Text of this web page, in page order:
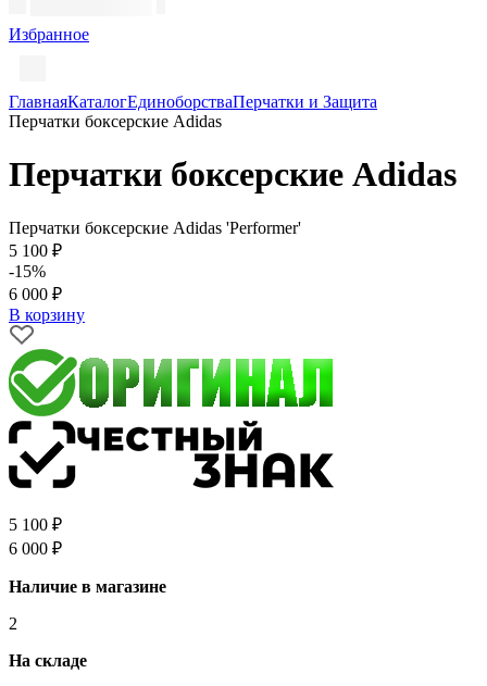
Избранное
ГлавнаяКаталогЕдиноборстваПерчатки и Защита
Перчатки боксерские Adidas
Перчатки боксерские Adidas
Перчатки боксерские Adidas 'Performer'
5 100 ₽
-15%
6 000 ₽
В корзину
5 100 ₽
6 000 ₽
Наличие в магазине
2
На складе